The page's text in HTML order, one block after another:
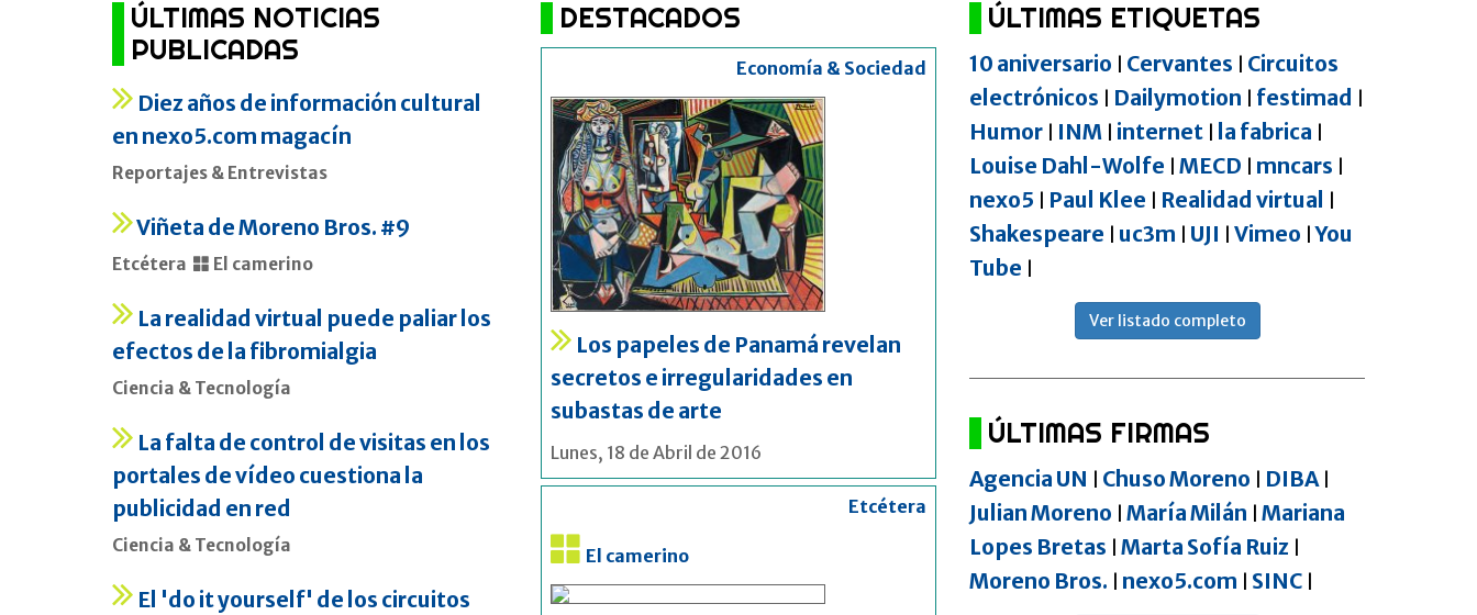
ÚLTIMAS NOTICIAS
PUBLICADAS
Diez años de información cultural
en nexo5.com magacín
Reportajes & Entrevistas
Viñeta de Moreno Bros. #9
Etcétera El camerino
La realidad virtual puede paliar los
efectos de la fibromialgia
Ciencia & Tecnología
La falta de control de visitas en los
portales de vídeo cuestiona la
publicidad en red
Ciencia & Tecnología
El 'do it yourself' de los circuitos
DESTACADOS
Economía & Sociedad
Los papeles de Panamá revelan
secretos e irregularidades en
subastas de arte
Lunes, 18 de Abril de 2016
Etcétera
El camerino
ÚLTIMAS ETIQUETAS
10 aniversario Cervantes
Circuitos
electrónicos
Dailymotion festimad
Humor INM internet la fabrica
Louise Dahl-Wolfe MECD mncars
nexo5 Paul Klee Realidad virtual
Shakespeare uc3m UJI Vimeo You
Tube
Ver listado completo
ÚLTIMAS FIRMAS
Agencia UN Chuso Moreno DIBA|
Julian Moreno María Milán Mariana
Lopes Bretas Marta Sofía Ruiz
Moreno Bros. nexo5.com SINC